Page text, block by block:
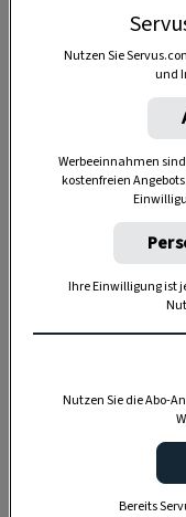
Nutzen Sie
und
Werbeeinnahmen
kostenfreien
Ihre Einwilligung ist
Nutzen Sie die Abo-
Bereits